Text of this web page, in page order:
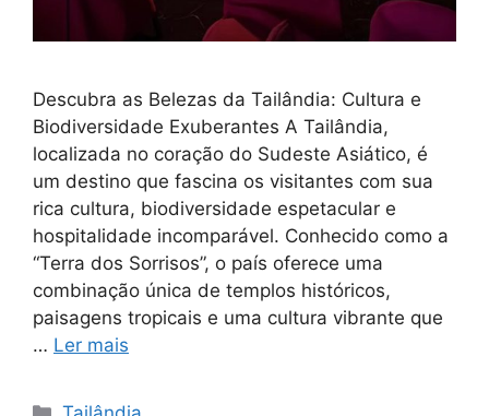
Descubra as Belezas da Tailândia: Cultura e
Biodiversidade Exuberantes A Tailândia,
localizada no coração do Sudeste Asiático, é
um destino que fascina os visitantes com sua
rica cultura, biodiversidade espetacular e
hospitalidade incomparável. Conhecido como a
“Terra dos Sorrisos”, o país oferece uma
combinação única de templos históricos,
paisagens tropicais e uma cultura vibrante que
… Ler mais